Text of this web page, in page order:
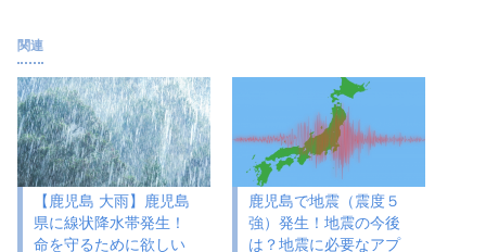
関連
【鹿児島 大雨】鹿児島
県に線状降水帯発生！
命を守るために欲しい
鹿児島で地震（震度５
強）発生！地震の今後
は？地震に必要なアプ